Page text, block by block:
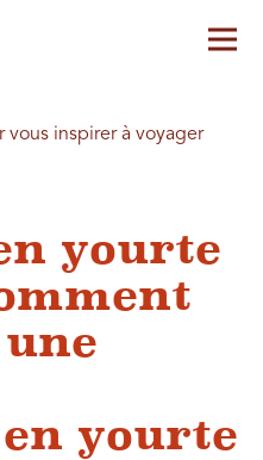
vous inspirer à voyager
yourte
yourte